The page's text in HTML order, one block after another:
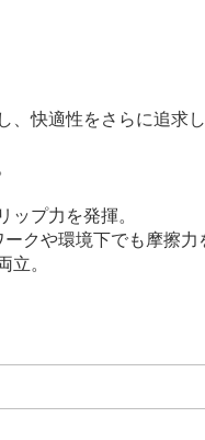
快適性をさらに追求し
プ力を発揮。
クや環境下でも摩擦力
立。